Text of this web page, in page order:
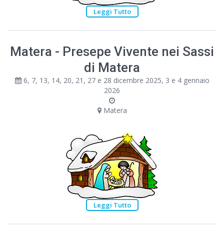
Leggi Tutto
Matera - Presepe Vivente nei Sassi
di Matera
6, 7, 13, 14, 20, 21, 27 e 28 dicembre 2025, 3 e 4 gennaio
2026
Matera
Leggi Tutto